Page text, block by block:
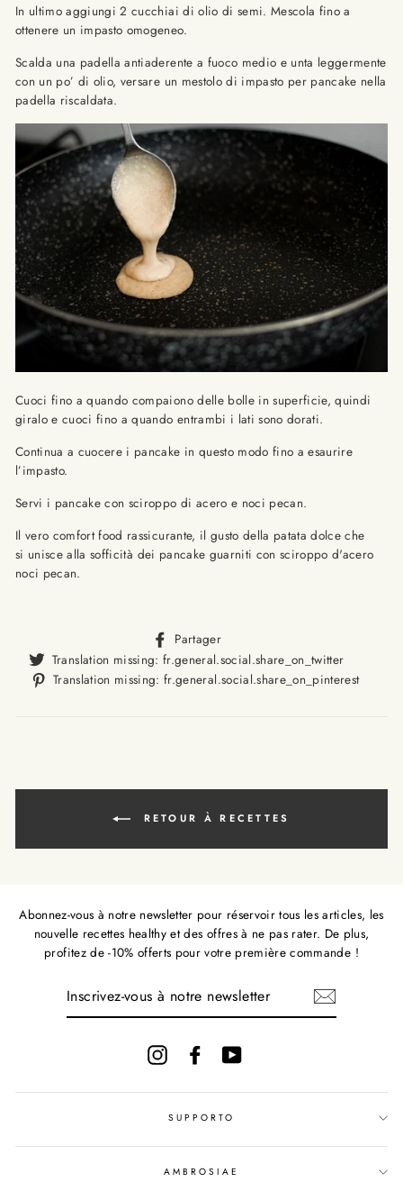
In ultimo aggiungi 2 cucchiai di olio di semi. Mescola fino a
ottenere un impasto omogeneo.
Scalda una padella antiaderente a fuoco medio e unta leggermente
con un po’ di olio, versare un mestolo di impasto per pancake nella
padella riscaldata.
Cuoci fino a quando compaiono delle bolle in superficie, quindi
giralo e cuoci fino a quando entrambi i lati sono dorati.
Continua a cuocere i pancake in questo modo fino a esaurire
l’impasto.
Servi i pancake con sciroppo di acero e noci pecan.
Il vero comfort food rassicurante, il gusto della patata dolce che
si unisce alla sofficità dei pancake guarniti con sciroppo d'acero
noci pecan.
Partager
missing:
Translation missing: fr.general.social.share_on_twitter
missing:
Translation missing: fr.general.social.share_on_pinterest
RETOUR À RECETTES
Abonnez-vous à notre newsletter pour réservoir tous les articles, les
nouvelle recettes healthy et des offres à ne pas rater. De plus,
profitez de -10% offerts pour votre première commande !
InstagramFacebookYouTube
SUPPORTO
AMBROSIAE